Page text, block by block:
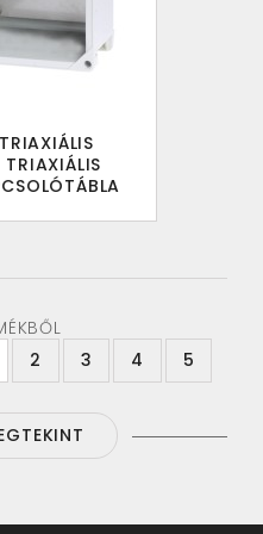
TRIAXIÁLIS
2 3 4 5